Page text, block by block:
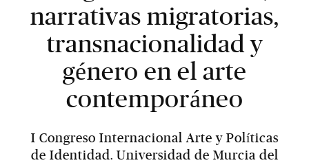
narrativas migratorias,
transnacionalidad y
género en el arte
contemporáneo
I Congreso Internacional Arte y Políticas
de Identidad. Universidad de Murcia del